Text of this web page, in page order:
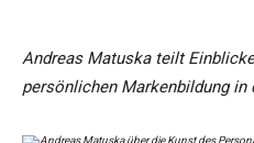
Andreas Matuska teilt
persönlichen Markenbildung in